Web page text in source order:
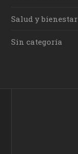
Salud y bienestar
Sin categoría